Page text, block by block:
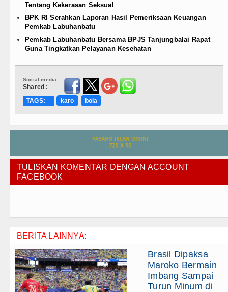
Tentang Kekerasan Seksual
BPK RI Serahkan Laporan Hasil Pemeriksaan Keuangan
Pemkab Labuhanbatu
Pemkab Labuhanbatu Bersama BPJS Tanjungbalai Rapat
Guna Tingkatkan Pelayanan Kesehatan
Social media
Shared :
TAGS:
karo bola
TULISKAN KOMENTAR DENGAN ACCOUNT
FACEBOOK
BERITA LAINNYA:
Brasil Dipaksa
Maroko Bermain
Imbang Sampai
Turun Minum di